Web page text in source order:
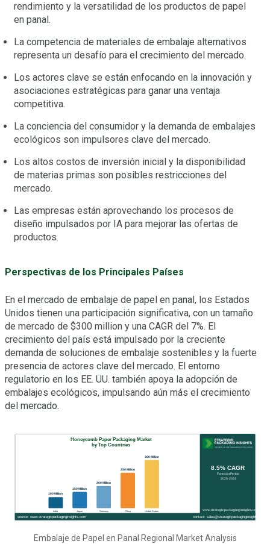
rendimiento y la versatilidad de los productos de papel
en panal.
La competencia de materiales de embalaje alternativos
representa un desafío para el crecimiento del mercado.
Los actores clave se están enfocando en la innovación y
asociaciones estratégicas para ganar una ventaja
competitiva.
La conciencia del consumidor y la demanda de embalajes
ecológicos son impulsores clave del mercado.
Los altos costos de inversión inicial y la disponibilidad
de materias primas son posibles restricciones del
mercado.
Las empresas están aprovechando los procesos de
diseño impulsados por IA para mejorar las ofertas de
productos.
Perspectivas de los Principales Países
En el mercado de embalaje de papel en panal, los Estados
Unidos tienen una participación significativa, con un tamaño
de mercado de $300 million y una CAGR del 7%. El
crecimiento del país está impulsado por la creciente
demanda de soluciones de embalaje sostenibles y la fuerte
presencia de actores clave del mercado. El entorno
regulatorio en los EE. UU. también apoya la adopción de
embalajes ecológicos, impulsando aún más el crecimiento
del mercado.
Embalaje de Papel en Panal Regional Market Analysis